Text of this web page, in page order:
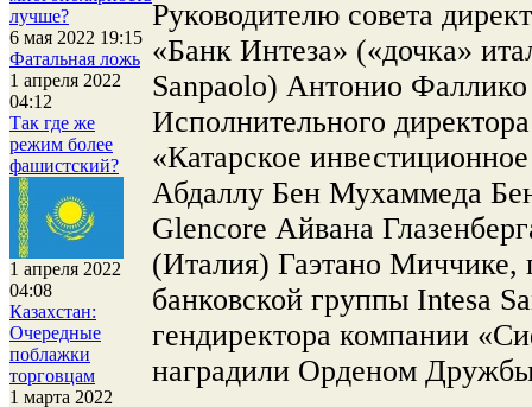
лучше?
6 мая 2022 19:15
Фатальная ложь
1 апреля 2022
04:12
Так где же
режим более
фашистский?
1 апреля 2022
04:08
Казахстан:
Очередные
поблажки
торговцам
1 марта 2022
Руководителю совета
«Банк Интеза» («дочка»
Sanpaolo) Антонио
Исполнительного
«Катарское
Абдаллу Бен Мухаммеда
Glencore Айвана
(Италия) Гаэтано Миччике,
банковской группы Intesa
гендиректора компании
наградили Орденом